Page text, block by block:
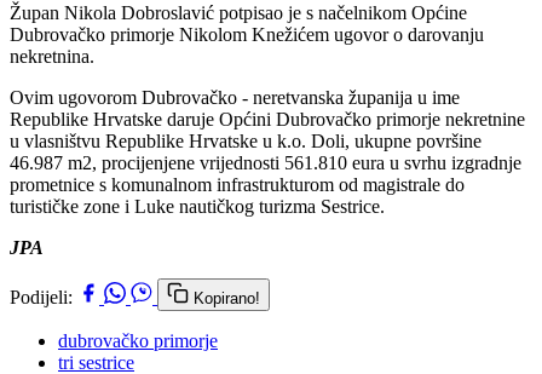
Župan Nikola Dobroslavić potpisao je s načelnikom Općine
Dubrovačko primorje Nikolom Knežićem ugovor o darovanju
nekretnina.
Ovim ugovorom Dubrovačko - neretvanska županija u ime
Republike Hrvatske daruje Općini Dubrovačko primorje nekretnine
u vlasništvu Republike Hrvatske u k.o. Doli, ukupne površine
46.987 m2, procijenjene vrijednosti 561.810 eura u svrhu izgradnje
prometnice s komunalnom infrastrukturom od magistrale do
turističke zone i Luke nautičkog turizma Sestrice.
JPA
Podijeli: Kopirano!
dubrovačko primorje
tri sestrice